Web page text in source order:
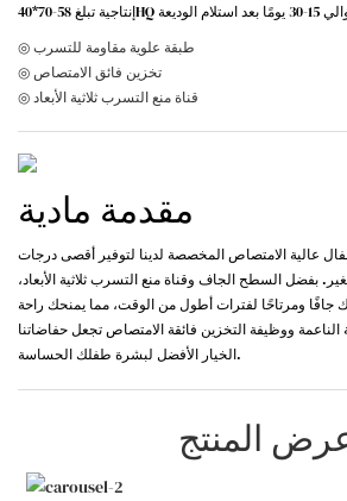
◎ طبقة علوية مقاومة للتسرب
◎ تخزين فائق الامتصاص
◎ قناة منع التسرب ثلاثية الأبعاد
مقدمة مادية
عالية الامتصاص المخصصة لدينا لتوفير أقصى درجات
بفضل السطح الجاف وقناة منع التسرب ثلاثية الأبعاد،
جافًا ومرتاحًا لفترات أطول من الوقت، مما يمنحك راحة
الناعمة ووظيفة التخزين فائقة الامتصاص تجعل حفاضاتنا
الخيار الأفضل لبشرة طفلك الحساسة.
المنتج